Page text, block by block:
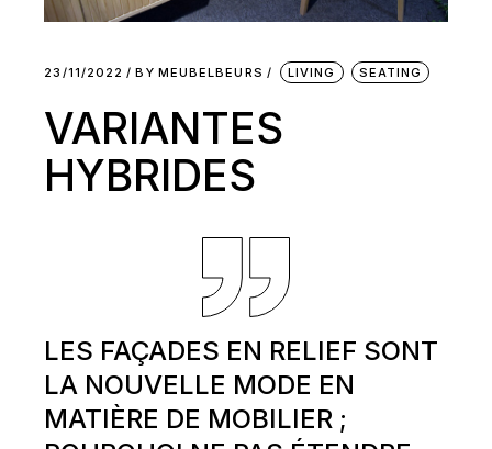
23/11/2022 BY MEUBELBEURS LIVING SEATING
VARIANTES
HYBRIDES
LES FAÇADES EN RELIEF SONT
LA NOUVELLE MODE EN
MATIÈRE DE MOBILIER ;